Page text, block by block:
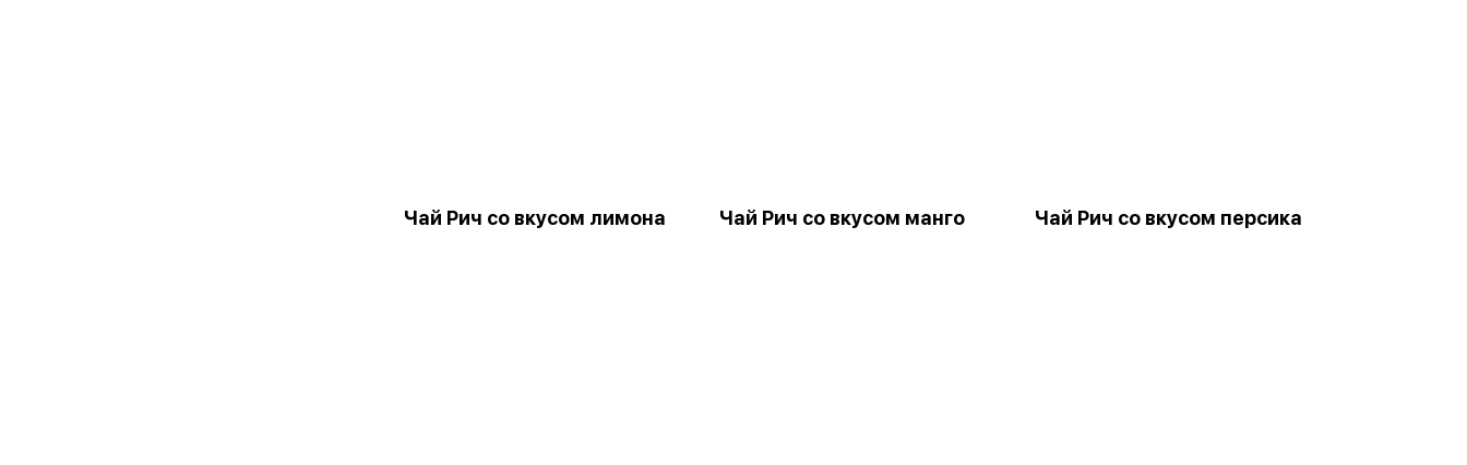
Чай Рич со вкусом лимона Чай Рич со вкусом манго Чай Рич со вкусом персика